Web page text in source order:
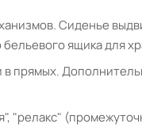
Сиденье
ящика для
прямых.
"релакс"